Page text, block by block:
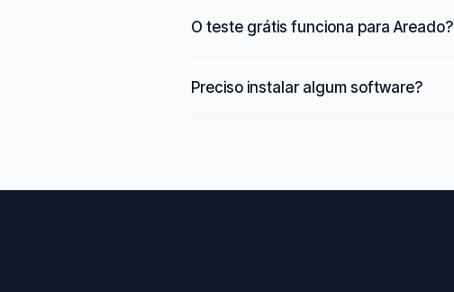
O teste grátis funciona para Areado?
Preciso instalar algum software?